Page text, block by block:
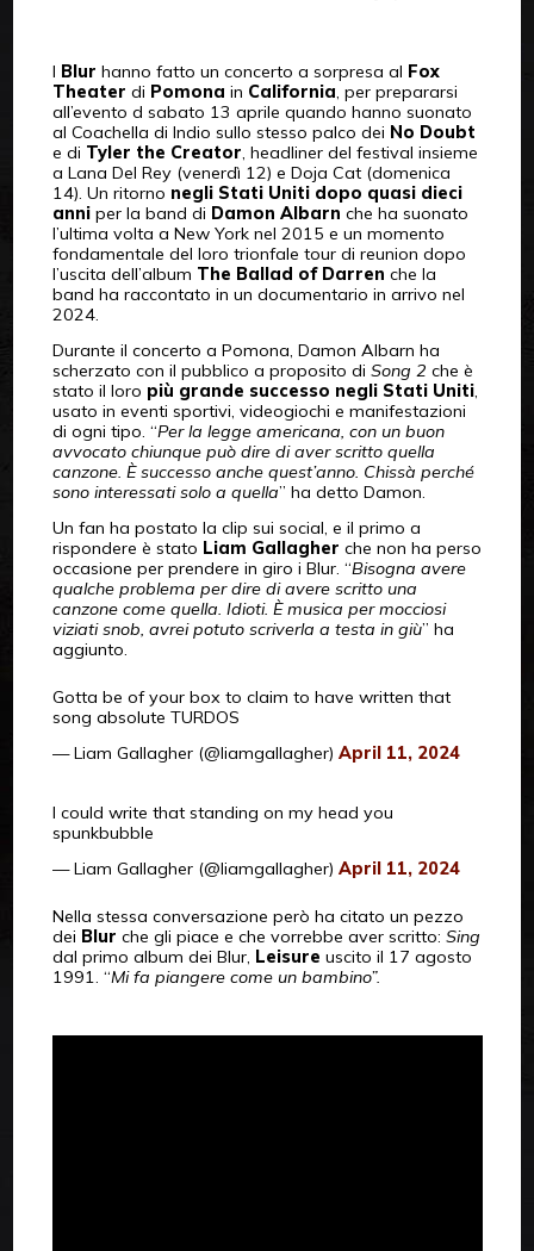
I Blur hanno fatto un concerto a sorpresa al Fox
Theater di Pomona in California, per prepararsi
all’evento d sabato 13 aprile quando hanno suonato
al Coachella di Indio sullo stesso palco dei No Doubt
e di Tyler the Creator, headliner del festival insieme
a Lana Del Rey (venerdì 12) e Doja Cat (domenica
14). Un ritorno negli Stati Uniti dopo quasi dieci
anniper la band di Damon Albarn che ha suonato
l’ultima volta a New York nel 2015 e un momento
fondamentale del loro trionfale tour di reunion dopo
l’uscita dell’album The Ballad of Darren che la
band ha raccontato in un documentario in arrivo nel
2024.
Durante il concerto a Pomona, Damon Albarn ha
scherzato con il pubblico a proposito di Song 2 che è
stato il loro più grande successo negli Stati Uniti,
usato in eventi sportivi, videogiochi e manifestazioni
di ogni tipo. “Per la legge americana, con un buon
avvocato chiunque può dire di aver scritto quella
canzone. È successo anche quest’anno. Chissà perché
sono interessati solo a quella” ha detto Damon.
Un fan ha postato la clip sui social, e il primo a
rispondere è stato Liam Gallagher che non ha perso
occasione per prendere in giro i Blur. “Bisogna avere
qualche problema per dire di avere scritto una
canzone come quella. Idioti. È musica per mocciosi
viziati snob, avrei potuto scriverla a testa in giù” ha
aggiunto.
Gotta be of your box to claim to have written that
song absolute TURDOS
— Liam Gallagher (@liamgallagher) April 11, 2024
I could write that standing on my head you
spunkbubble
— Liam Gallagher (@liamgallagher) April 11, 2024
Nella stessa conversazione però ha citato un pezzo
dei Blur che gli piace e che vorrebbe aver scritto: Sing
dal primo album dei Blur, Leisure uscito il 17 agosto
1991. “Mi fa piangere come un bambino”.